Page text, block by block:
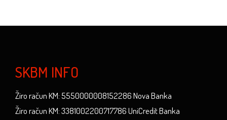
SKBM INFO
Žiro račun KM: 5550000008152286 Nova Banka
Žiro račun KM: 3381002200717786 UniCredit Banka